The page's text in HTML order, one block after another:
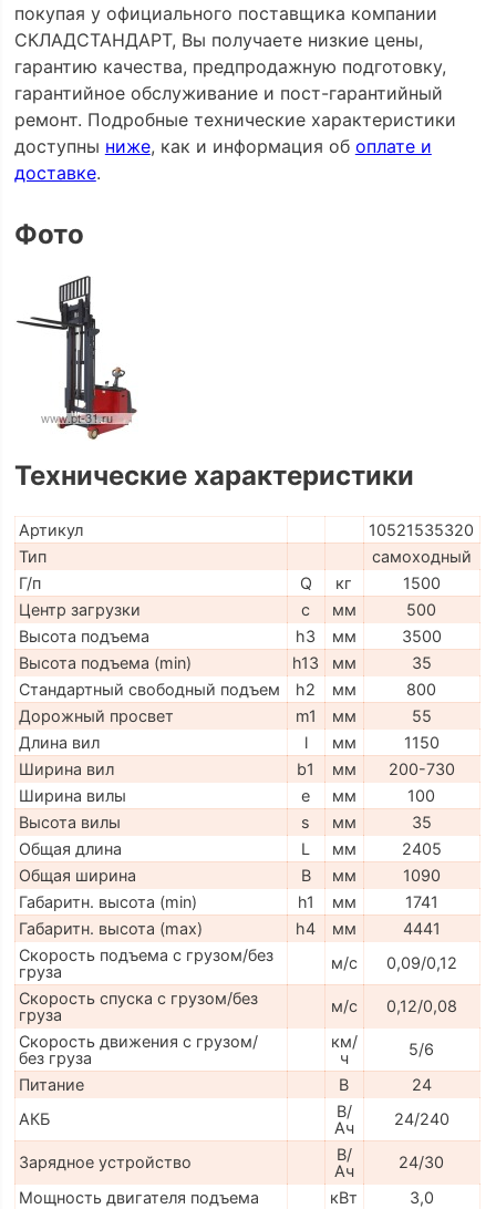
покупая у официального поставщика компании
СКЛАДСТАНДАРТ, Вы получаете низкие цены,
гарантию качества, предпродажную подготовку,
гарантийное обслуживание и пост-гарантийный
ремонт. Подробные технические характеристики
доступны ниже, как и информация об оплате и
доставке.
Фото
Технические характеристики
Артикул
10521535320
Тип
самоходный
Г/п
Q кг
1500
Центр загрузки
c мм
500
Высота подъема
h3 мм
3500
Высота подъема (min)
h13 мм
35
Стандартный свободный подъем
h2 мм
800
Дорожный просвет
m1 мм
55
Длина вил
l мм
1150
Ширина вил
b1 мм
200-730
Ширина вилы
e мм
100
Высота вилы
s мм
35
Общая длина
L мм
2405
Общая ширина
B мм
1090
Габаритн. высота (min)
h1 мм
1741
Габаритн. высота (max)
h4 мм
4441
Скорость подъема с грузом/без
груза
м/с
0,09/0,12
Скорость спуска с грузом/без
груза
м/с
0,12/0,08
Скорость движения с грузом/
без груза
км/
ч
5/6
Питание
В
24
АКБ
В/
Ач
24/240
Зарядное устройство
В/
Ач
24/30
Мощность двигателя подъема
кВт 3,0